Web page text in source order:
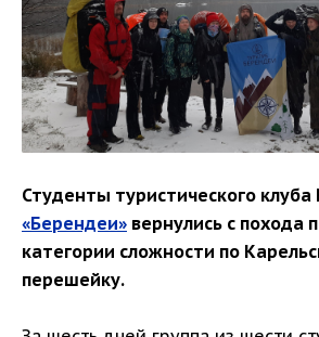
Студенты туристического клуба
«Берендеи» вернулись с похода
категории сложности по
перешейку.